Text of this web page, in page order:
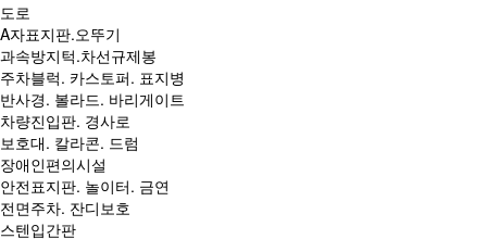
도로
A자표지판.오뚜기
과속방지턱.차선규제봉
주차블럭. 카스토퍼. 표지병
반사경. 볼라드. 바리게이트
차량진입판. 경사로
보호대. 칼라콘. 드럼
장애인편의시설
안전표지판. 놀이터. 금연
전면주차. 잔디보호
스텐입간판